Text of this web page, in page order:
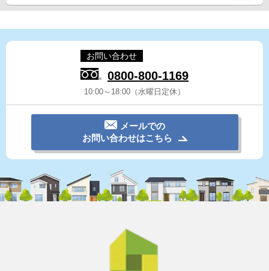
お問い合わせ
0800-800-1169
10:00～18:00（水曜日定休）
メールでの
お問い合わせはこちら